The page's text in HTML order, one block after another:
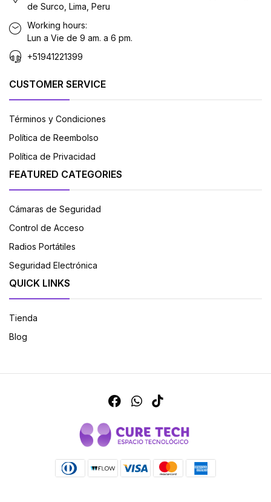
de Surco, Lima, Peru
Working hours:
Lun a Vie de 9 am. a 6 pm.
+51941221399
CUSTOMER SERVICE
Términos y Condiciones
Política de Reembolso
Política de Privacidad
FEATURED CATEGORIES
Cámaras de Seguridad
Control de Acceso
Radios Portátiles
Seguridad Electrónica
QUICK LINKS
Tienda
Blog